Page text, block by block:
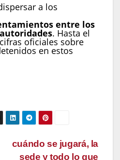
a los
entre los
. Hasta el
oficiales sobre
en estos
cuándo se jugará, la
sede y todo lo que